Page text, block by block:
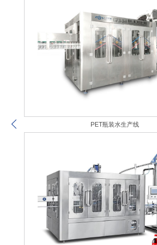
PET瓶装水生产线